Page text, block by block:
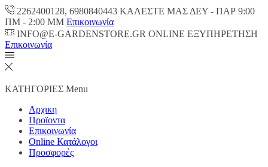
2262400128, 6980840443 ΚΑΛΕΣΤΕ ΜΑΣ ΔΕΥ - ΠΑΡ 9:00
ΠM - 2:00 ΜΜ Επικοινωνία
INFO@E-GARDENSTORE.GR ONLINE ΕΞΥΠΗΡΕΤΗΣH
Επικοινωνία
ΚΑΤΗΓΟΡΙΕΣ Menu
Αρχικη
Προϊοντα
Επικοινωνία
Online Κατάλογοι
Προσφορές